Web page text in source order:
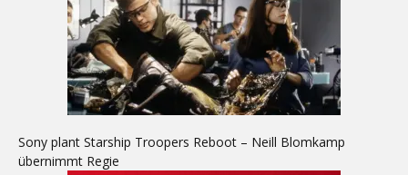
Sony plant Starship Troopers Reboot – Neill Blomkamp
übernimmt Regie